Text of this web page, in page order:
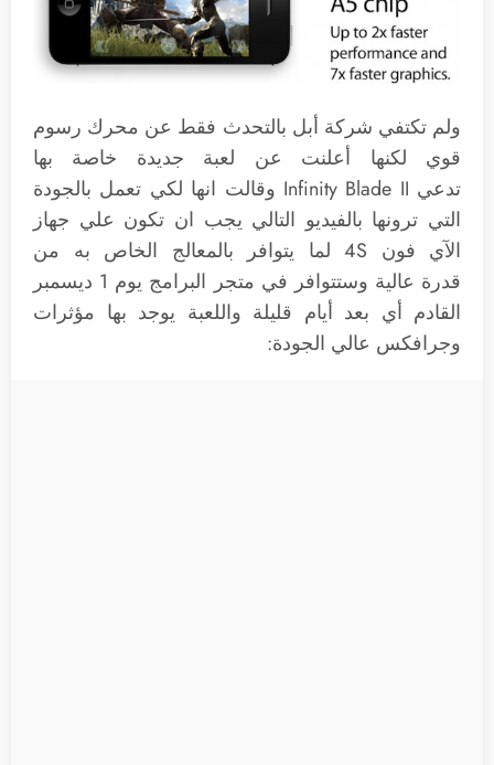
ولم تكتفي شركة أبل بالتحدث فقط عن محرك رسوم
قوي لكنها أعلنت عن لعبة جديدة خاصة بها
تدعي Infinity Blade II وقالت انها لكي تعمل بالجودة
التي ترونها بالفيديو التالي يجب ان تكون علي جهاز
الآي فون 4S لما يتوافر بالمعالج الخاص به من
قدرة عالية وستتوافر في متجر البرامج يوم 1 ديسمبر
القادم أي بعد أيام قليلة واللعبة يوجد بها مؤثرات
وجرافكس عالي الجودة: